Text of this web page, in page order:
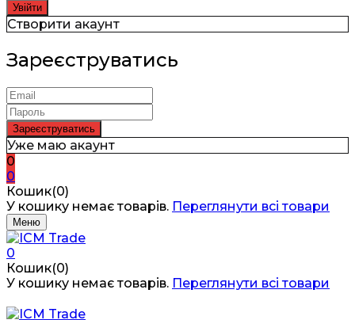
Створити акаунт
Зареєструватись
Уже маю акаунт
0
0
Кошик(0)
У кошику немає товарів. Переглянути всі товари
Меню
0
Кошик(0)
У кошику немає товарів. Переглянути всі товари